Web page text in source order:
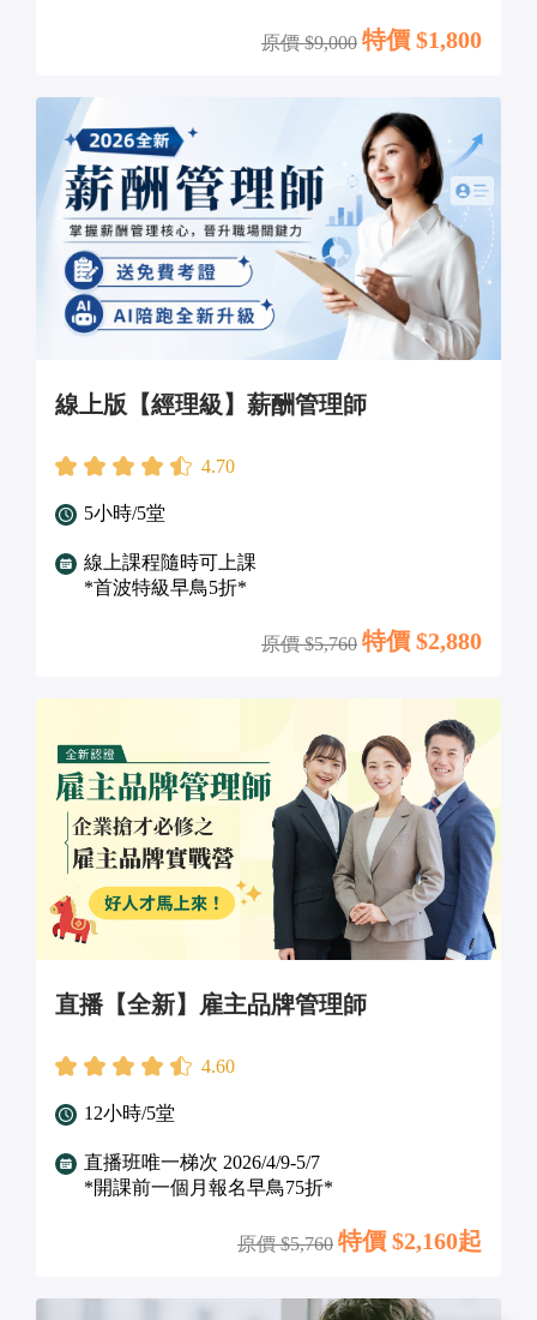
原價 $9,000 特價 $1,800
線上版【經理級】薪酬管理師
4.70
5小時/5堂
線上課程隨時可上課
*首波特級早鳥5折*
原價 $5,760 特價 $2,880
直播【全新】雇主品牌管理師
4.60
12小時/5堂
直播班唯一梯次 2026/4/9-5/7
*開課前一個月報名早鳥75折*
原價 $5,760 特價 $2,160起